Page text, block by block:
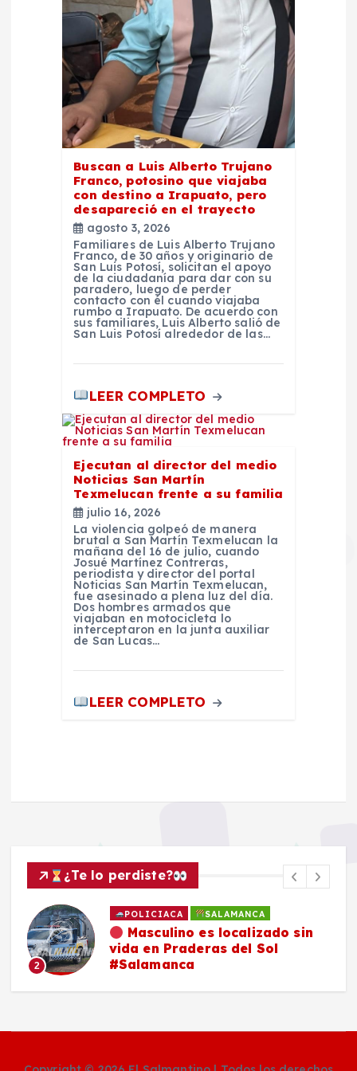
Buscan a Luis Alberto Trujano
Franco, potosino que viajaba
con destino a Irapuato, pero
desapareció en el trayecto
agosto 3, 2026
Familiares de Luis Alberto Trujano
Franco, de 30 años y originario de
San Luis Potosí, solicitan el apoyo
de la ciudadanía para dar con su
paradero, luego de perder
contacto con él cuando viajaba
rumbo a Irapuato. De acuerdo con
sus familiares, Luis Alberto salió de
San Luis Potosí alrededor de las…
LEER COMPLETO
Ejecutan al director del medio
Noticias San Martín
Texmelucan frente a su familia
julio 16, 2026
La violencia golpeó de manera
brutal a San Martín Texmelucan la
mañana del 16 de julio, cuando
Josué Martínez Contreras,
periodista y director del portal
Noticias San Martín Texmelucan,
fue asesinado a plena luz del día.
Dos hombres armados que
viajaban en motocicleta lo
interceptaron en la junta auxiliar
de San Lucas…
LEER COMPLETO
¿Te lo perdiste?
2
POLICIACA SALAMANCA
Masculino es localizado sin
vida en Praderas del Sol
#Salamanca